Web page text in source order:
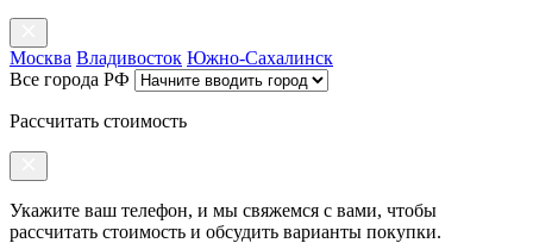
Москва Владивосток Южно-Сахалинск
Все города РФ
Рассчитать стоимость
Укажите ваш телефон, и мы свяжемся с вами, чтобы
рассчитать стоимость и обсудить варианты покупки.